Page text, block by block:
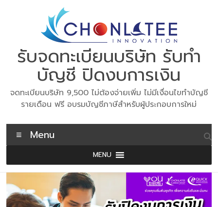
รับจดทะเบียนบริษัท รับทำ
บัญชี ปิดงบการเงิน
จดทะเบียนบริษัท 9,500 ไม่ต้องจ่ายเพิ่ม ไม่มีเงื่อนไขทำบัญชี
รายเดือน ฟรี อบรมบัญชีภาษีสำหรับผู้ประกอบการใหม่
Menu
MENU